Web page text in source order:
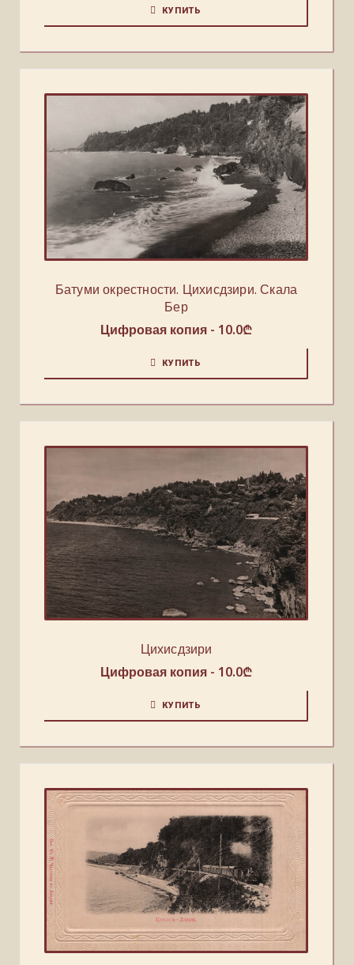
КУПИТЬ
Батуми окрестности. Цихисдзири. Скала
Бер
Цифровая копия - 10.0₾
КУПИТЬ
Цихисдзири
Цифровая копия - 10.0₾
КУПИТЬ